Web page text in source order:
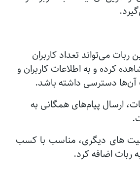
می‌تواند تعداد کاربران
کرده و به اطلاعات کاربران و
دسترسی داشته باشد.
ارسال پیام‌های همگانی به
های دیگری، مناسب با کسب
ربات اضافه کرد.